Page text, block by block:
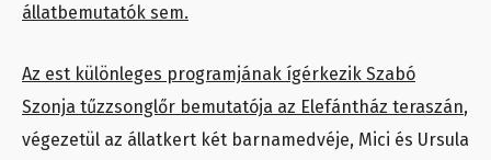
állatbemutatók sem.
Az est különleges programjának ígérkezik Szabó
Szonja tűzzsonglőr bemutatója az Elefántház teraszán,
végezetül az állatkert két barnamedvéje, Mici és Ursula